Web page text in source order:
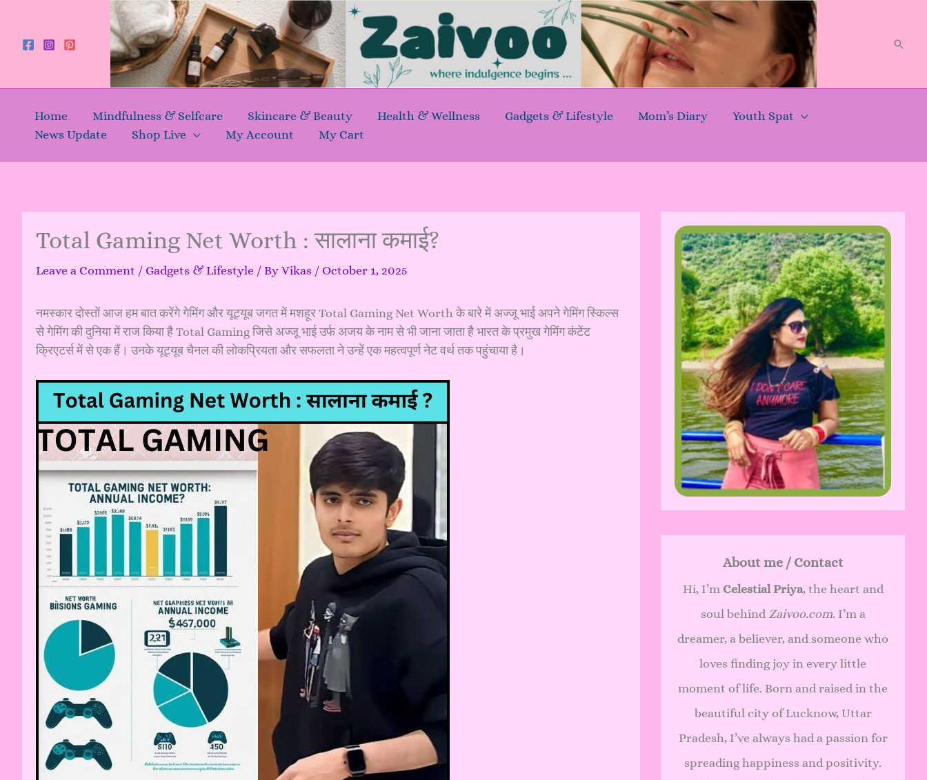
content
Home Mindfulness & Selfcare Skincare & Beauty Health & Wellness Gadgets & Lifestyle Mom’s Diary
Youth Spat
News Update
Shop Live My Account My Cart
Total Gaming Net Worth : सालाना कमाई?
Leave a Comment / Gadgets & Lifestyle / By Vikas / October 1, 2025
नमस्कार दोस्तों आज हम बात करेंगे गेमिंग और यूट्यूब जगत में मशहूर Total Gaming Net Worth के बारे में अज्जू भाई अपने गेमिंग स्किल्स
से गेमिंग की दुनिया में राज किया है Total Gaming जिसे अज्जू भाई उर्फ अजय के नाम से भी जाना जाता है भारत के प्रमुख गेमिंग कंटेंट
क्रिएटर्स में से एक हैं। उनके यूट्यूब चैनल की लोकप्रियता और सफलता ने उन्हें एक महत्वपूर्ण नेट वर्थ तक पहुंचाया है।
About me / Contact
Hi, I’m Celestial Priya, the heart and
soul behind Zaivoo.com. I’m a
dreamer, a believer, and someone who
loves finding joy in every little
moment of life. Born and raised in the
beautiful city of Lucknow, Uttar
Pradesh, I’ve always had a passion for
spreading happiness and positivity.